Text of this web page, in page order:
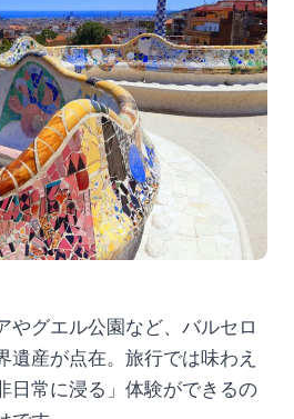
やグエル公園など、バルセロ
遺産が点在。旅行では味わえ
日常に浸る」体験ができるの